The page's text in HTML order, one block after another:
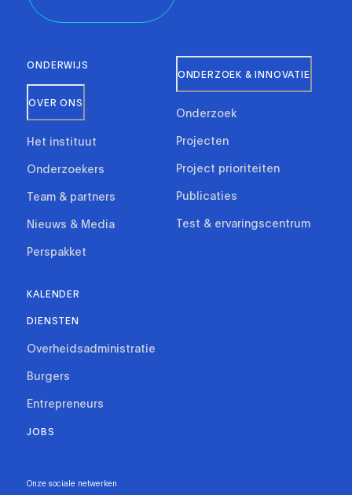
ONDERWIJS
OVER ONS
Het instituut
Onderzoekers
Team & partners
Nieuws & Media
Perspakket
ONDERZOEK & INNOVATIE
Onderzoek
Projecten
Project prioriteiten
Publicaties
Test & ervaringscentrum
KALENDER
DIENSTEN
Overheidsadministratie
Burgers
Entrepreneurs
JOBS
Onze sociale netwerken